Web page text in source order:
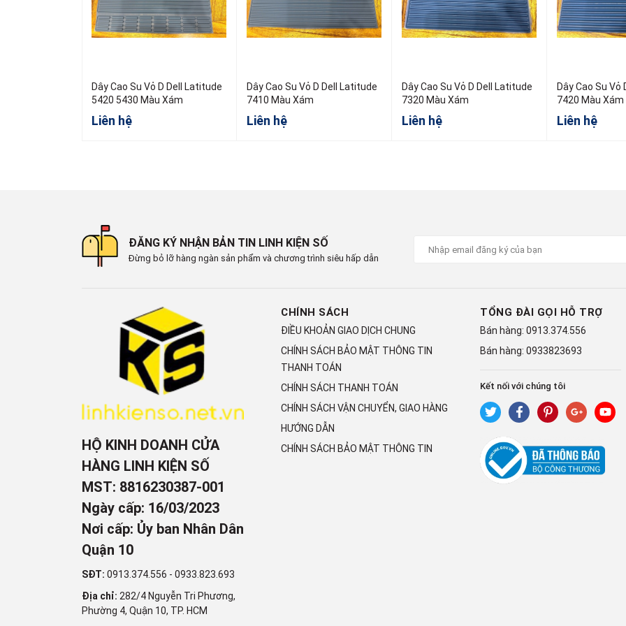
Dây Cao Su Vỏ D Dell Latitude
5420 5430 Màu Xám
Liên hệ
Dây Cao Su Vỏ D Dell Latitude
7410 Màu Xám
Liên hệ
Dây Cao Su Vỏ D Dell Latitude
7320 Màu Xám
Liên hệ
Dây Cao Su Vỏ
7420 Màu Xám
Liên hệ
ĐĂNG KÝ NHẬN BẢN TIN LINH KIỆN SỐ
Đừng bỏ lỡ hàng ngàn sản phẩm và chương trình siêu hấp dẫn
HỘ KINH DOANH CỬA
HÀNG LINH KIỆN SỐ
MST: 8816230387-001
Ngày cấp: 16/03/2023
Nơi cấp: Ủy ban Nhân Dân
Quận 10
SĐT: 0913.374.556 - 0933.823.693
Địa chỉ: 282/4 Nguyễn Tri Phương,
Phường 4, Quận 10, TP. HCM
CHÍNH SÁCH
ĐIỀU KHOẢN GIAO DỊCH CHUNG
CHÍNH SÁCH BẢO MẬT THÔNG TIN
THANH TOÁN
CHÍNH SÁCH THANH TOÁN
CHÍNH SÁCH VẬN CHUYỂN, GIAO HÀNG
HƯỚNG DẪN
CHÍNH SÁCH BẢO MẬT THÔNG TIN
TỔNG ĐÀI GỌI HỖ TRỢ
Bán hàng: 0913.374.556
Bán hàng: 0933823693
Kết nối với chúng tôi